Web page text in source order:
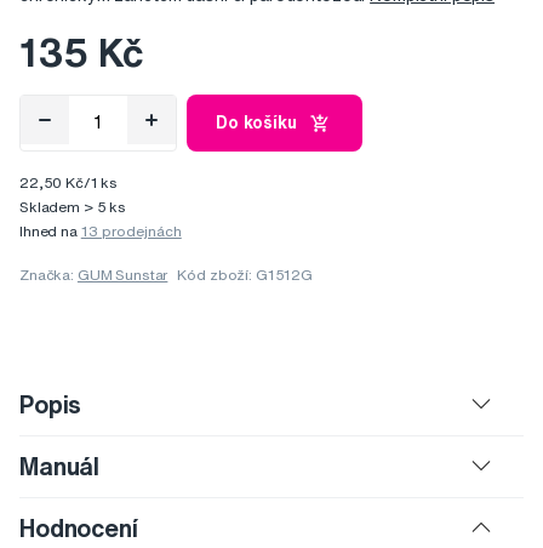
135 Kč
Do košíku
22,50 Kč/1 ks
Skladem > 5 ks
Ihned na 13 prodejnách
Značka: GUM Sunstar Kód zboží: G1512G
Popis
Manuál
Hodnocení